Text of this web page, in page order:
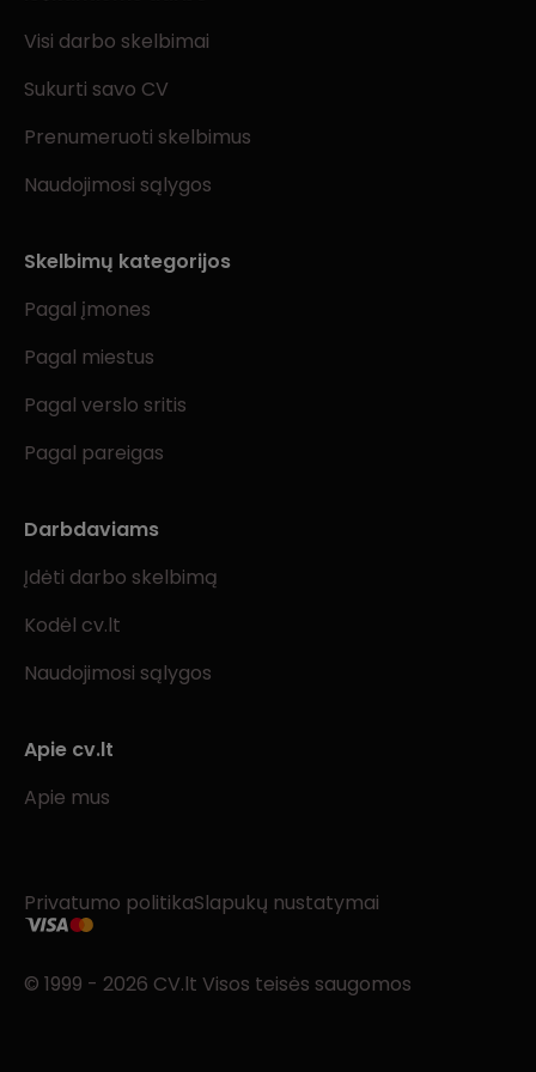
Visi darbo skelbimai
Sukurti savo CV
Prenumeruoti skelbimus
Naudojimosi sąlygos
Skelbimų kategorijos
Pagal įmones
Pagal miestus
Pagal verslo sritis
Pagal pareigas
Darbdaviams
Įdėti darbo skelbimą
Kodėl cv.lt
Naudojimosi sąlygos
Apie cv.lt
Apie mus
Privatumo politikaSlapukų nustatymai
© 1999 - 2026 CV.lt Visos teisės saugomos